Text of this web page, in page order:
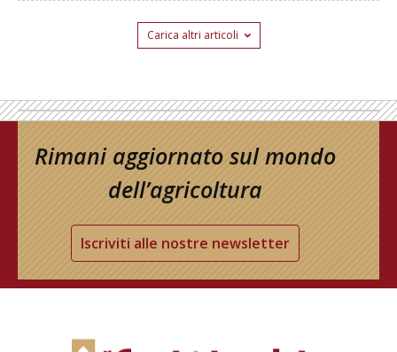
Carica altri articoli
Rimani aggiornato sul mondo
dell’agricoltura
Iscriviti alle nostre newsletter